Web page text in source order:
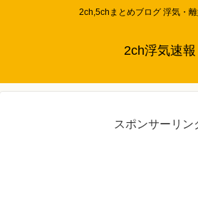
2ch,5chまとめブログ 浮気・
2ch浮気速報
スポンサーリン